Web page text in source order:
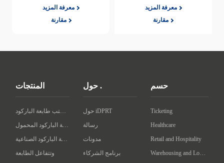
معرفة المزيد
مقارنة
معرفة المزيد
مقارنة
المنتجات
سطح المكتب طابعة الباركود
طابعة الباركود المحمول
طابعة الباركود الصناعية
وتتفاعل الطابعة
حول .
حول iDPRT
رسالة
مدونات
برنامج الشركاء
حسم
Ticketing
Healthcare
Retail and Hospitality
Warehousing and Logistics